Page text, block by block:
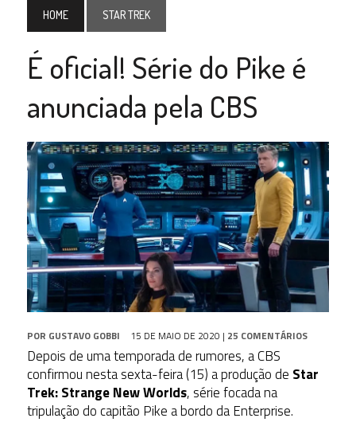
HOME STAR TREK
É oficial! Série do Pike é
anunciada pela CBS
POR GUSTAVO GOBBI 15 DE MAIO DE 2020 | 25 COMENTÁRIOS
Depois de uma temporada de rumores, a CBS
confirmou nesta sexta-feira (15) a produção de Star
Trek: Strange New Worlds, série focada na
tripulação do capitão Pike a bordo da Enterprise.